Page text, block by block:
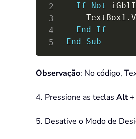
If
Not
    TextBox1
.
End
If
End
Sub
Observação: No código,
4. Pressione as teclas Alt+
5. Desative o Modo de